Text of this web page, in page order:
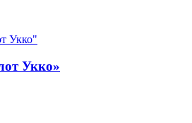
Укко»